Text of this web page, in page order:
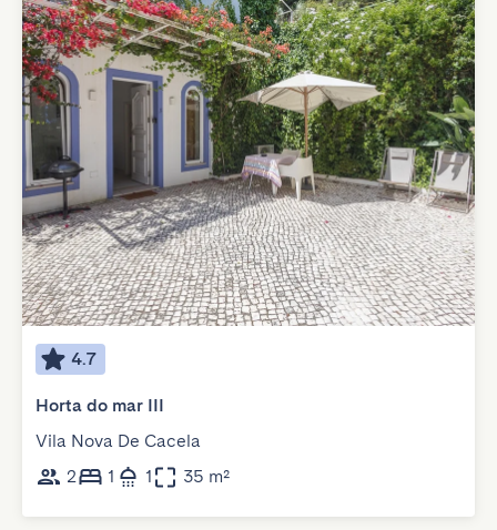
4.7
Horta do mar III
Vila Nova De Cacela
2
1 1 35 m²